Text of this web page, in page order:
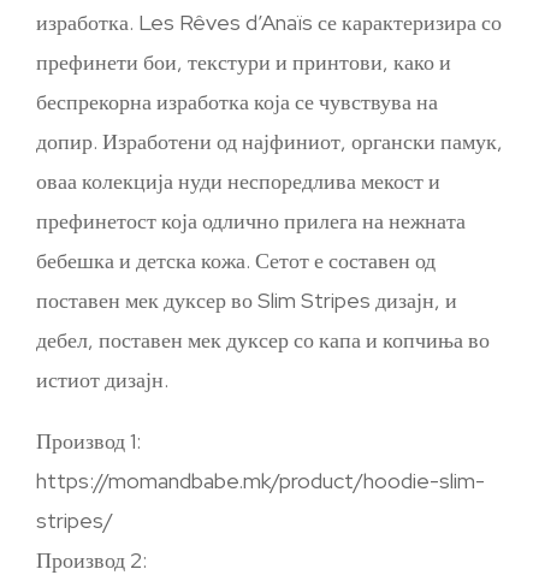
изработка. Les Rêves d’Anaïs се карактеризира со
префинети бои, текстури и принтови, како и
беспрекорна изработка која се чувствува на
допир. Изработени од најфиниот, органски памук,
оваа колекција нуди неспоредлива мекост и
префинетост која одлично прилега на нежната
бебешка и детска кожа. Сетот е составен од
поставен мек дуксер во Slim Stripes дизајн, и
дебел, поставен мек дуксер со капа и копчиња во
истиот дизајн.
Производ 1:
https://momandbabe.mk/product/hoodie-slim-
stripes/
Производ 2: